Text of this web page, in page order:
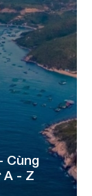
Cùng
A - Z